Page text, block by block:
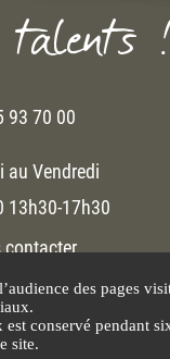
talents
93 70 00
au Vendredi
13h30-17h30
contacter
des pages
conservé pendant
site.